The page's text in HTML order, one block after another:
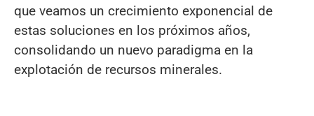
que veamos un crecimiento exponencial de
estas soluciones en los próximos años,
consolidando un nuevo paradigma en la
explotación de recursos minerales.